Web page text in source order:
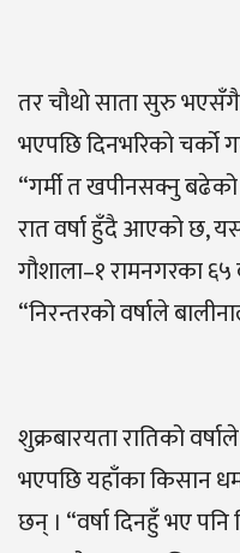
तर चौथो साता सुरु भएसँगै
भएपछि दिनभरिको चर्को
“गर्मी त खपीनसक्नु
रात वर्षा हुँदै आएको छ,
गौशाला–१ रामनगरका
“निरन्तरको वर्षाले
शुक्रबारयता रातिको
भएपछि यहाँका किसान
छन् । “वर्षा दिनहुँ भए